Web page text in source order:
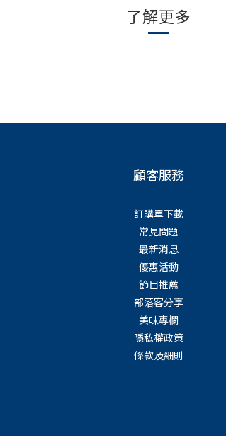
了解更多
顧客服務
訂購單下載
常見問題
最新消息
優惠活動
節目推薦
部落客分享
美味專欄
隱私權政策
條款及細則